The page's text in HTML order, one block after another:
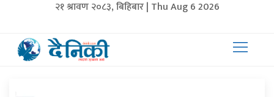
२१ श्रावण २०८३, बिहिबार | Thu Aug 6 2026